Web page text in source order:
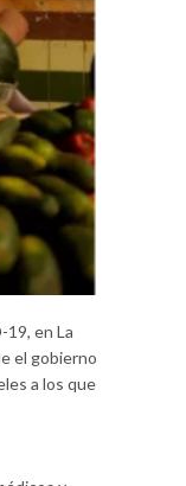
en La
el gobierno
a los que